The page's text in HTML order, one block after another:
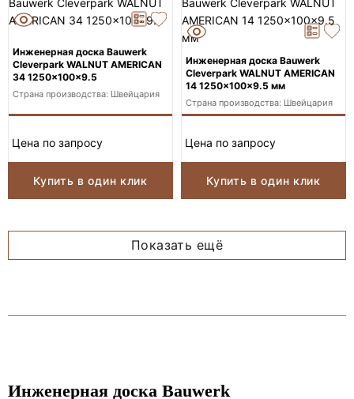
Инженерная доска Bauwerk
Cleverpark WALNUT AMERICAN
34 1250x100x9.5
Страна производства: Швейцария
Цена по запросу
Купить в один клик
Инженерная доска Bauwerk
Cleverpark WALNUT AMERICAN
14 1250x100x9.5 мм
Страна производства: Швейцария
Цена по запросу
Купить в один клик
Показать ещё
Инженерная доска Bauwerk